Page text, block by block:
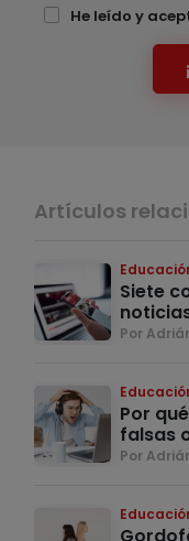
He leído y
Artículos
Siete
Por
Por
falsas
Por